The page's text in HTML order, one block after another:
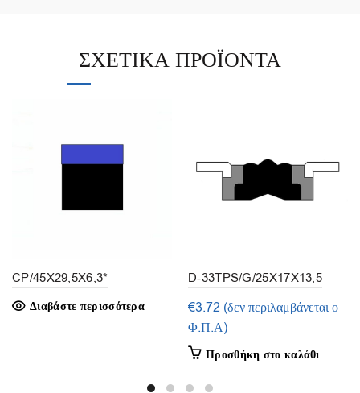
ΣΧΕΤΙΚΆ ΠΡΟΪΌΝΤΑ
CP/45X29,5X6,3*
Διαβάστε περισσότερα
D-33TPS/G/25X17X13,5
(1τμ.)
€3.72 (δεν περιλαμβάνεται ο
Φ.Π.Α)
Προσθήκη στο καλάθι